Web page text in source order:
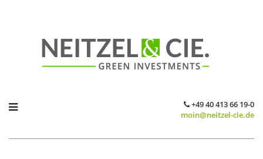
+49 40 413 66 19-0
moin@neitzel-cie.de